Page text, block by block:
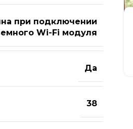
при подключении
Wi-Fi модуля
Да
38